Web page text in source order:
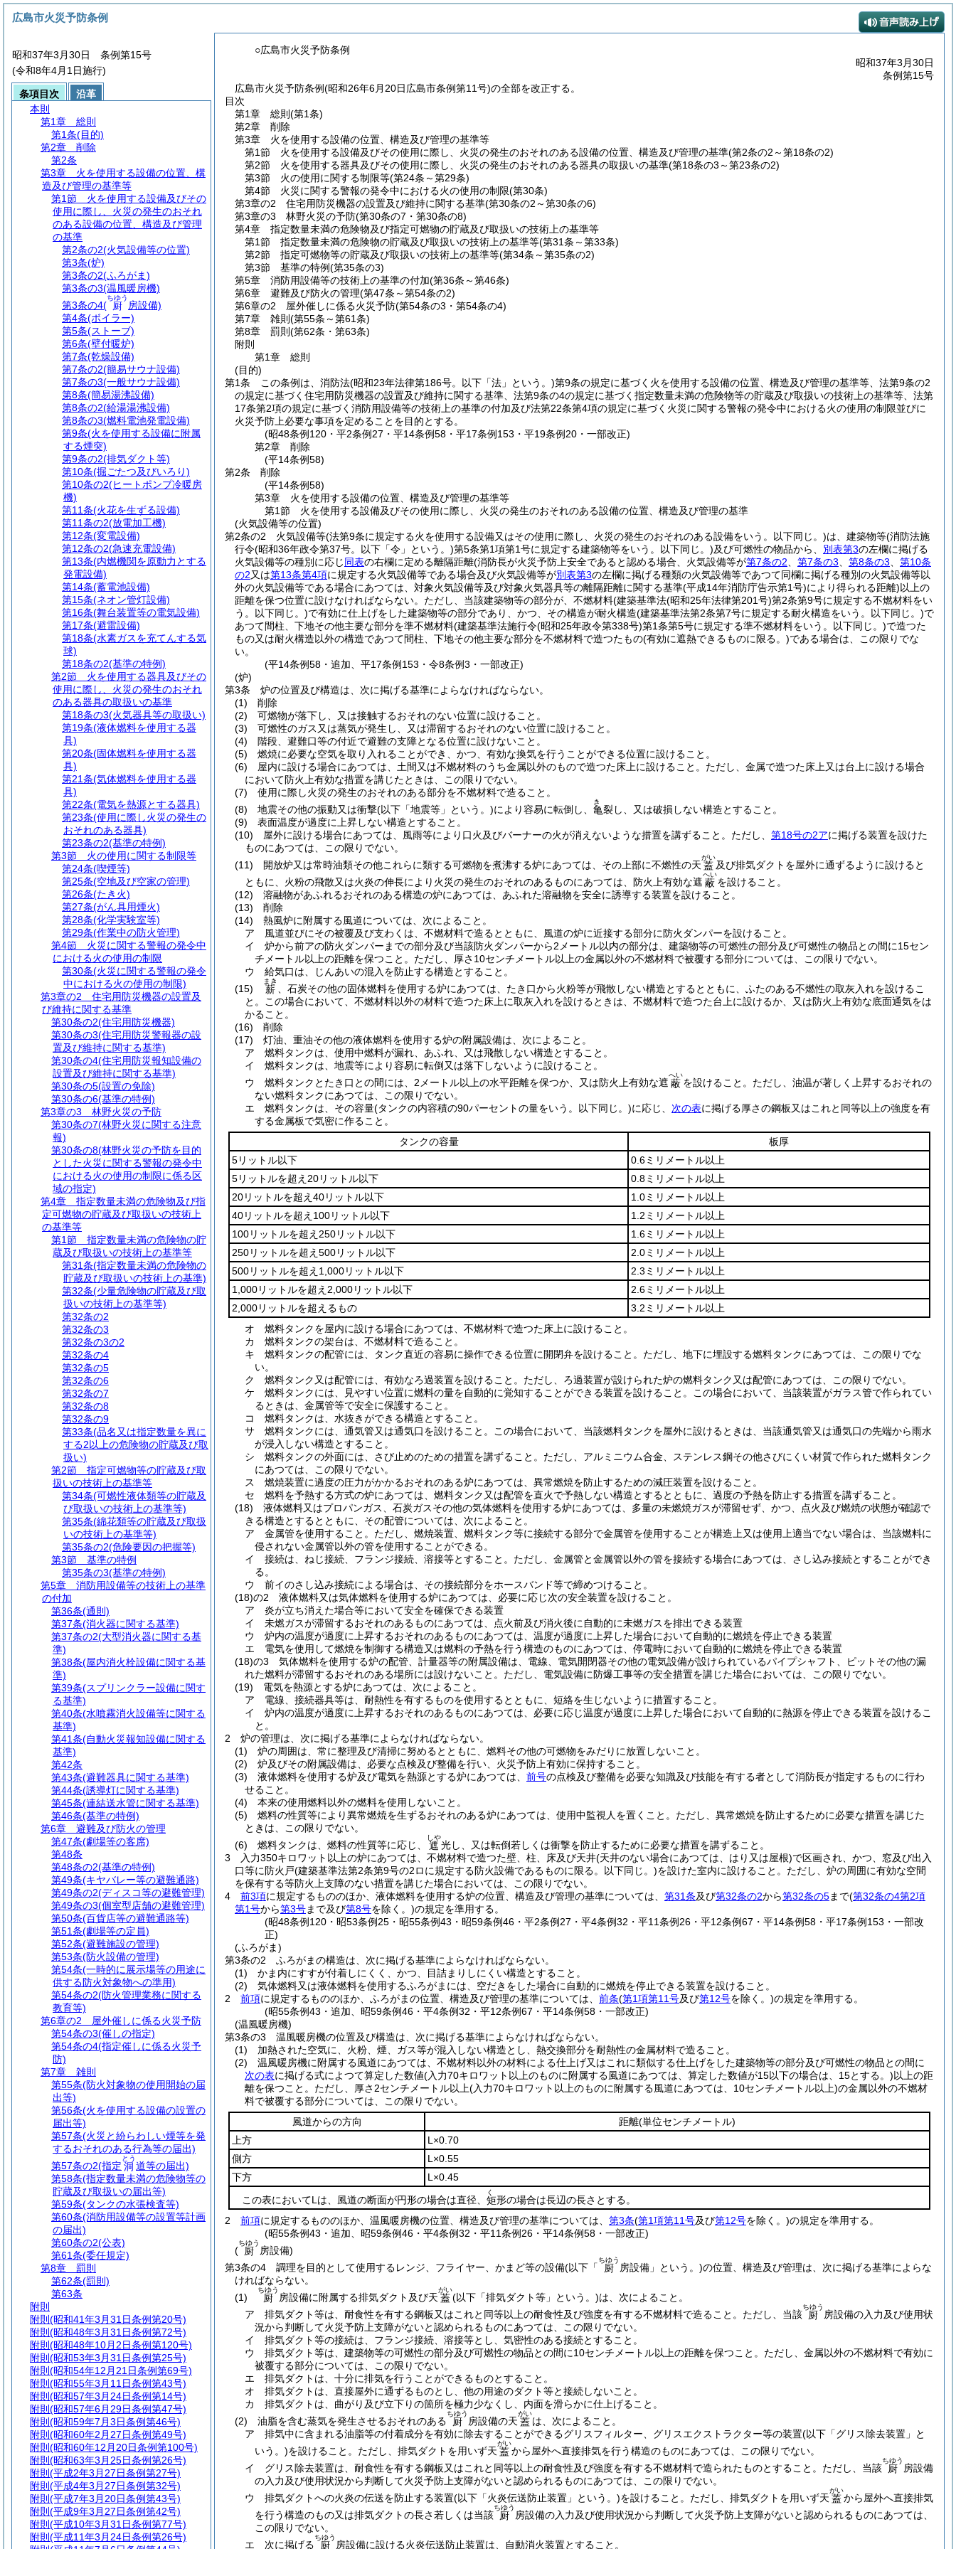
○広島市火災予防条例
昭和37年3月30日
条例第15号
広島市火災予防条例(昭和26年6月20日広島市条例第11号)の全部を改正する。
目次
第1章
総則 (第1条)
第2章
削除
第3章
火を使用する設備の位置、構造及び管理の基準等
第1節
火を使用する設備及びその使用に際し、火災の発生のおそれのある設備の位置、構造及び管理の基準(第2条の2～第18条の2)
第2節
火を使用する器具及びその使用に際し、火災の発生のおそれのある器具の取扱いの基準(第18条の3～第23条の2)
第3節
火の使用に関する制限等(第24条～第29条)
第4節
火災に関する警報の発令中における火の使用の制限(第30条)
第3章の2
住宅用防災機器の設置及び維持に関する基準(第30条の2～第30条の6)
第3章の3
林野火災の予防(第30条の7・第30条の8)
第4章
指定数量未満の危険物及び指定可燃物の貯蔵及び取扱いの技術上の基準等
第1節
指定数量未満の危険物の貯蔵及び取扱いの技術上の基準等(第31条～第33条)
第2節
指定可燃物等の貯蔵及び取扱いの技術上の基準等(第34条～第35条の2)
第3節
基準の特例(第35条の3)
第5章
消防用設備等の技術上の基準の付加(第36条～第46条)
第6章
避難及び防火の管理(第47条～第54条の2)
第6章の2
屋外催しに係る火災予防(第54条の3・第54条の4)
第7章
雑則 (第55条～第61条)
第8章
罰則 (第62条・第63条)
附則
第1章
総則
(目的)
第1条
この条例は、消防法(昭和23年法律第186号。以下「法」という。)第9条の規定に基づく火を使用する設備の位置、構造及び管理の基準等、法第9条の2
の規定に基づく住宅用防災機器の設置及び維持に関する基準、法第9条の4の規定に基づく指定数量未満の危険物等の貯蔵及び取扱いの技術上の基準等、法第
17条第2項の規定に基づく消防用設備等の技術上の基準の付加及び法第22条第4項の規定に基づく火災に関する警報の発令中における火の使用の制限並びに
火災予防上必要な事項を定めることを目的とする。
(昭48条例120・平2条例27・平14条例58・平17条例153・平19条例20・一部改正)
第2章
削除
(平14条例58)
第2条
削除
(平14条例58)
第3章
火を使用する設備の位置、構造及び管理の基準等
第1節
火を使用する設備及びその使用に際し、火災の発生のおそれのある設備の位置、構造及び管理の基準
(火気設備等の位置)
第2条の2
火気設備等(法第9条に規定する火を使用する設備又はその使用に際し、火災の発生のおそれのある設備をいう。以下同じ。)は、建築物等(消防法施
行令(昭和36年政令第37号。以下「令」という。)第5条第1項第1号に規定する建築物等をいう。以下同じ。)及び可燃性の物品から、 別表第3の左欄に掲げる
火気設備等の種別に応じ同表の右欄に定める離隔距離(消防長が火災予防上安全であると認める場合、火気設備等が第7条の2 第7条の3 第8条の3
第10条
の2又は第13条第4項に規定する火気設備等である場合及び火気設備等が別表第3の左欄に掲げる種類の火気設備等であつて同欄に掲げる種別の火気設備等以
外の火気設備等である場合にあつては、対象火気設備等及び対象火気器具等の離隔距離に関する基準(平成14年消防庁告示第1号)により得られる距離)以上の
距離を保つ位置に設けなければならない。 ただし、当該建築物等の部分が、不燃材料(建築基準法(昭和25年法律第201号)第2条第9号に規定する不燃材料をい
う。以下同じ。)で有効に仕上げをした建築物等の部分であり、かつ、その構造が耐火構造(建築基準法第2条第7号に規定する耐火構造をいう。以下同じ。)で
あつて間柱、下地その他主要な部分を準不燃材料(建築基準法施行令(昭和25年政令第338号)第1条第5号に規定する準不燃材料をいう。以下同じ。)で造つた
もの又は耐火構造以外の構造であつて間柱、下地その他主要な部分を不燃材料で造つたもの(有効に遮熱できるものに限る。)である場合は、この限りでな
い。
(平14条例58・追加、平17条例153・令8条例3・一部改正)
(炉)
第3条
炉の位置及び構造は、次に掲げる基準によらなければならない。
(1)
削除
(2)
可燃物が落下し、又は接触するおそれのない位置に設けること。
(3)
可燃性のガス又は蒸気が発生し、又は滞留するおそれのない位置に設けること。
(4)
階段、避難口等の付近で避難の支障となる位置に設けないこと。
(5)
燃焼に必要な空気を取り入れることができ、かつ、有効な換気を行うことができる位置に設けること。
(6)
屋内に設ける場合にあつては、土間又は不燃材料のうち金属以外のもので造つた床上に設けること。 ただし、金属で造つた床上又は台上に設ける場合
において防火上有効な措置を講じたときは、この限りでない。
(7)
使用に際し火災の発生のおそれのある部分を不燃材料で造ること。
(8)
地震その他の振動又は衝撃(以下「地震等」という。)により容易に転倒し、 亀
き
裂し、又は破損しない構造とすること。
(9)
表面温度が過度に上昇しない構造とすること。
(10)
屋外に設ける場合にあつては、風雨等により口火及びバーナーの火が消えないような措置を講ずること。 ただし、 第18号の2アに掲げる装置を設けた
ものにあつては、この限りでない。
(11)
開放炉又は常時油類その他これらに類する可燃物を煮沸する炉にあつては、その上部に不燃性の天 蓋
がい
及び排気ダクトを屋外に通ずるように設けると
ともに、火粉の飛散又は火炎の伸長により火災の発生のおそれのあるものにあつては、防火上有効な遮 蔽
へい
を設けること。
(12)
溶融物があふれるおそれのある構造の炉にあつては、あふれた溶融物を安全に誘導する装置を設けること。
(13)
削除
(14)
熱風炉に附属する風道については、次によること。
ア
風道並びにその被覆及び支わくは、不燃材料で造るとともに、風道の炉に近接する部分に防火ダンパーを設けること。
イ
炉から前アの防火ダンパーまでの部分及び当該防火ダンパーから2メートル以内の部分は、建築物等の可燃性の部分及び可燃性の物品との間に15セン
チメートル以上の距離を保つこと。 ただし、厚さ10センチメートル以上の金属以外の不燃材料で被覆する部分については、この限りでない。
ウ
給気口は、じんあいの混入を防止する構造とすること。
(15)
薪
まき
、石炭その他の固体燃料を使用する炉にあつては、たき口から火粉等が飛散しない構造とするとともに、ふたのある不燃性の取灰入れを設けるこ
と。
この場合において、不燃材料以外の材料で造つた床上に取灰入れを設けるときは、不燃材料で造つた台上に設けるか、又は防火上有効な底面通気をは
かること。
(16)
削除
(17)
灯油、重油その他の液体燃料を使用する炉の附属設備は、次によること。
ア
燃料タンクは、使用中燃料が漏れ、あふれ、又は飛散しない構造とすること。
イ
燃料タンクは、地震等により容易に転倒又は落下しないように設けること。
ウ
燃料タンクとたき口との間には、2メートル以上の水平距離を保つか、又は防火上有効な遮 蔽
へい
を設けること。 ただし、油温が著しく上昇するおそれの
ない燃料タンクにあつては、この限りでない。
エ
燃料タンクは、その容量(タンクの内容積の90パーセントの量をいう。以下同じ。)に応じ、 次の表に掲げる厚さの鋼板又はこれと同等以上の強度を有
する金属板で気密に作ること。
タンクの容量
板厚
5リットル以下
0.6ミリメートル以上
5リットルを超え20リットル以下
0.8ミリメートル以上
20リットルを超え40リットル以下
1.0ミリメートル以上
40リットルを超え100リットル以下
1.2ミリメートル以上
100リットルを超え250リットル以下
1.6ミリメートル以上
250リットルを超え500リットル以下
2.0ミリメートル以上
500リットルを超え1,000リットル以下
2.3ミリメートル以上
1,000リットルを超え2,000リットル以下
2.6ミリメートル以上
2,000リットルを超えるもの
3.2ミリメートル以上
オ
燃料タンクを屋内に設ける場合にあつては、不燃材料で造つた床上に設けること。
カ
燃料タンクの架台は、不燃材料で造ること。
キ
燃料タンクの配管には、タンク直近の容易に操作できる位置に開閉弁を設けること。 ただし、地下に埋設する燃料タンクにあつては、この限りでな
い。
ク
燃料タンク又は配管には、有効なろ過装置を設けること。 ただし、ろ過装置が設けられた炉の燃料タンク又は配管にあつては、この限りでない。
ケ
燃料タンクには、見やすい位置に燃料の量を自動的に覚知することができる装置を設けること。
この場合において、当該装置がガラス管で作られてい
るときは、金属管等で安全に保護すること。
コ
燃料タンクは、水抜きができる構造とすること。
サ
燃料タンクには、通気管又は通気口を設けること。
この場合において、当該燃料タンクを屋外に設けるときは、当該通気管又は通気口の先端から雨水
が浸入しない構造とすること。
シ
燃料タンクの外面には、さび止めのための措置を講ずること。 ただし、アルミニウム合金、ステンレス鋼その他さびにくい材質で作られた燃料タンク
にあつては、この限りでない。
ス
燃焼装置に過度の圧力がかかるおそれのある炉にあつては、異常燃焼を防止するための減圧装置を設けること。
セ
燃料を予熱する方式の炉にあつては、燃料タンク又は配管を直火で予熱しない構造とするとともに、過度の予熱を防止する措置を講ずること。
(18)
液体燃料又はプロパンガス、石炭ガスその他の気体燃料を使用する炉にあつては、多量の未燃焼ガスが滞留せず、かつ、点火及び燃焼の状態が確認で
きる構造とするとともに、その配管については、次によること。
ア
金属管を使用すること。 ただし、燃焼装置、燃料タンク等に接続する部分で金属管を使用することが構造上又は使用上適当でない場合は、当該燃料に
侵されない金属管以外の管を使用することができる。
イ
接続は、ねじ接続、フランジ接続、溶接等とすること。 ただし、金属管と金属管以外の管を接続する場合にあつては、さし込み接続とすることができ
る。
ウ
前イのさし込み接続による場合は、その接続部分をホースバンド等で締めつけること。
(18)の2
液体燃料又は気体燃料を使用する炉にあつては、必要に応じ次の安全装置を設けること。
ア
炎が立ち消えた場合等において安全を確保できる装置
イ
未燃ガスが滞留するおそれのあるものにあつては、点火前及び消火後に自動的に未燃ガスを排出できる装置
ウ
炉内の温度が過度に上昇するおそれのあるものにあつては、温度が過度に上昇した場合において自動的に燃焼を停止できる装置
エ
電気を使用して燃焼を制御する構造又は燃料の予熱を行う構造のものにあつては、停電時において自動的に燃焼を停止できる装置
(18)の3
気体燃料を使用する炉の配管、計量器等の附属設備は、電線、電気開閉器その他の電気設備が設けられているパイプシャフト、ピットその他の漏
れた燃料が滞留するおそれのある場所には設けないこと。 ただし、電気設備に防爆工事等の安全措置を講じた場合においては、この限りでない。
(19)
電気を熱源とする炉にあつては、次によること。
ア
電線、接続器具等は、耐熱性を有するものを使用するとともに、短絡を生じないように措置すること。
イ
炉内の温度が過度に上昇するおそれのあるものにあつては、必要に応じ温度が過度に上昇した場合において自動的に熱源を停止できる装置を設けるこ
と。
2
炉の管理は、次に掲げる基準によらなければならない。
(1)
炉の周囲は、常に整理及び清掃に努めるとともに、燃料その他の可燃物をみだりに放置しないこと。
(2)
炉及びその附属設備は、必要な点検及び整備を行い、火災予防上有効に保持すること。
(3)
液体燃料を使用する炉及び電気を熱源とする炉にあつては、 前号の点検及び整備を必要な知識及び技能を有する者として消防長が指定するものに行わ
せること。
(4)
本来の使用燃料以外の燃料を使用しないこと。
(5)
燃料の性質等により異常燃焼を生ずるおそれのある炉にあつては、使用中監視人を置くこと。 ただし、異常燃焼を防止するために必要な措置を講じた
ときは、この限りでない。
(6)
燃料タンクは、燃料の性質等に応じ、 遮
しや
光し、又は転倒若しくは衝撃を防止するために必要な措置を講ずること。
3
入力350キロワット以上の炉にあつては、不燃材料で造つた壁、柱、床及び天井(天井のない場合にあつては、はり又は屋根)で区画され、かつ、窓及び出入
口等に防火戸(建築基準法第2条第9号の2ロに規定する防火設備であるものに限る。以下同じ。)を設けた室内に設けること。 ただし、炉の周囲に有効な空間
を保有する等防火上支障のない措置を講じた場合においては、この限りでない。
4
前3項に規定するもののほか、液体燃料を使用する炉の位置、構造及び管理の基準については、 第31条及び第32条の2から第32条の5まで(第32条の4第2項
第1号から第3号まで及び第8号を除く。)の規定を準用する。
(昭48条例120・昭53条例25・昭55条例43・昭59条例46・平2条例27・平4条例32・平11条例26・平12条例67・平14条例58・平17条例153・一部改
正)
(ふろがま)
第3条の2
ふろがまの構造は、次に掲げる基準によらなければならない。
(1)
かま内にすすが付着しにくく、かつ、目詰まりしにくい構造とすること。
(2)
気体燃料又は液体燃料を使用するふろがまには、空だきをした場合に自動的に燃焼を停止できる装置を設けること。
2
前項に規定するもののほか、ふろがまの位置、構造及び管理の基準については、 前条(第1項第11号及び第12号を除く。)の規定を準用する。
(昭55条例43・追加、昭59条例46・平4条例32・平12条例67・平14条例58・一部改正)
(温風暖房機)
第3条の3
温風暖房機の位置及び構造は、次に掲げる基準によらなければならない。
(1)
加熱された空気に、火粉、煙、ガス等が混入しない構造とし、熱交換部分を耐熱性の金属材料で造ること。
(2)
温風暖房機に附属する風道にあつては、不燃材料以外の材料による仕上げ又はこれに類似する仕上げをした建築物等の部分及び可燃性の物品との間に
次の表に掲げる式によつて算定した数値(入力70キロワット以上のものに附属する風道にあつては、算定した数値が15以下の場合は、15とする。)以上の距
離を保つこと。 ただし、厚さ2センチメートル以上(入力70キロワット以上のものに附属する風道にあつては、10センチメートル以上)の金属以外の不燃材
料で被覆する部分については、この限りでない。
風道からの方向
距離(単位センチメートル)
上方
L×0.70
側方
L×0.55
下方
L×0.45
この表においてLは、風道の断面が円形の場合は直径、 矩
く
形の場合は長辺の長さとする。
2
前項に規定するもののほか、温風暖房機の位置、構造及び管理の基準については、 第3条(第1項第11号及び第12号を除く。)の規定を準用する。
(昭55条例43・追加、昭59条例46・平4条例32・平11条例26・平14条例58・一部改正)
(
厨
ちゆう
房設備)
第3条の4
調理を目的として使用するレンジ、フライヤー、かまど等の設備(以下「 厨
ちゆう
房設備」という。)の位置、構造及び管理は、次に掲げる基準によらな
ければならない。
(1)
厨
ちゆう
房設備に附属する排気ダクト及び天 蓋
がい
(以下「排気ダクト等」という。)は、次によること。
ア
排気ダクト等は、耐食性を有する鋼板又はこれと同等以上の耐食性及び強度を有する不燃材料で造ること。 ただし、当該 厨
ちゆう
房設備の入力及び使用状
況から判断して火災予防上支障がないと認められるものにあつては、この限りでない。
イ
排気ダクト等の接続は、フランジ接続、溶接等とし、気密性のある接続とすること。
ウ
排気ダクト等は、建築物等の可燃性の部分及び可燃性の物品との間に10センチメートル以上の距離を保つこと。 ただし、金属以外の不燃材料で有効に
被覆する部分については、この限りでない。
エ
排気ダクトは、十分に排気を行うことができるものとすること。
オ
排気ダクトは、直接屋外に通ずるものとし、他の用途のダクト等と接続しないこと。
カ
排気ダクトは、曲がり及び立下りの箇所を極力少なくし、内面を滑らかに仕上げること。
(2)
油脂を含む蒸気を発生させるおそれのある 厨
ちゆう
房設備の天 蓋
がい
は、次によること。
ア
排気中に含まれる油脂等の付着成分を有効に除去することができるグリスフィルター、グリスエクストラクター等の装置(以下「グリス除去装置」と
いう。)を設けること。 ただし、排気ダクトを用いず天 蓋
がい
から屋外へ直接排気を行う構造のものにあつては、この限りでない。
イ
グリス除去装置は、耐食性を有する鋼板又はこれと同等以上の耐食性及び強度を有する不燃材料で造られたものとすること。 ただし、当該 厨
ちゆう
房設備
の入力及び使用状況から判断して火災予防上支障がないと認められるものにあつては、この限りでない。
ウ
排気ダクトへの火炎の伝送を防止する装置(以下「火炎伝送防止装置」という。)を設けること。 ただし、排気ダクトを用いず天 蓋
がい
から屋外へ直接排気
を行う構造のもの又は排気ダクトの長さ若しくは当該
厨
ちゆう
房設備の入力及び使用状況から判断して火災予防上支障がないと認められるものにあつては、
この限りでない。
エ
次に掲げる 厨
ちゆう
房設備に設ける火炎伝送防止装置は、自動消火装置とすること。
広島市火災予防条例
昭和37年3月30日 条例第15号
(令和8年4月1日施行)
条項目次
沿革
本則
第1章
総則
第1条(目的)
第2章
削除
第2条
第3章
火を使用する設備の位置、構
造及び管理の基準等
第1節
火を使用する設備及びその
使用に際し、火災の発生のおそれ
のある設備の位置、構造及び管理
の基準
第2条の2(火気設備等の位置)
第3条(炉)
第3条の2(ふろがま)
第3条の3(温風暖房機)
第3条の4( 厨
ちゆう
房設備)
第4条(ボイラー)
第5条(ストーブ)
第6条(壁付暖炉)
第7条(乾燥設備)
第7条の2(簡易サウナ設備)
第7条の3(一般サウナ設備)
第8条(簡易湯沸設備)
第8条の2(給湯湯沸設備)
第8条の3(燃料電池発電設備)
第9条(火を使用する設備に附属
する煙突)
第9条の2(排気ダクト等)
第10条(掘ごたつ及びいろり)
第10条の2(ヒートポンプ冷暖房
機)
第11条(火花を生ずる設備)
第11条の2(放電加工機)
第12条(変電設備)
第12条の2(急速充電設備)
第13条(内燃機関を原動力とする
発電設備)
第14条(蓄電池設備)
第15条(ネオン管灯設備)
第16条(舞台装置等の電気設備)
第17条(避雷設備)
第18条(水素ガスを充てんする気
球)
第18条の2(基準の特例)
第2節
火を使用する器具及びその
使用に際し、火災の発生のおそれ
のある器具の取扱いの基準
第18条の3(火気器具等の取扱い)
第19条(液体燃料を使用する器
具)
第20条(固体燃料を使用する器
具)
第21条(気体燃料を使用する器
具)
第22条(電気を熱源とする器具)
第23条(使用に際し火災の発生の
おそれのある器具)
第23条の2(基準の特例)
第3節
火の使用に関する制限等
第24条(喫煙等)
第25条(空地及び空家の管理)
第26条(たき火)
第27条(がん具用煙火)
第28条(化学実験室等)
第29条(作業中の防火管理)
第4節
火災に関する警報の発令中
における火の使用の制限
第30条(火災に関する警報の発令
中における火の使用の制限)
第3章の2
住宅用防災機器の設置及
び維持に関する基準
第30条の2(住宅用防災機器)
第30条の3(住宅用防災警報器の設
置及び維持に関する基準)
第30条の4(住宅用防災報知設備の
設置及び維持に関する基準)
第30条の5(設置の免除)
第30条の6(基準の特例)
第3章の3
林野火災の予防
第30条の7(林野火災に関する注意
報)
第30条の8(林野火災の予防を目的
とした火災に関する警報の発令中
における火の使用の制限に係る区
域の指定)
第4章
指定数量未満の危険物及び指
定可燃物の貯蔵及び取扱いの技術上
の基準等
第1節
指定数量未満の危険物の貯
蔵及び取扱いの技術上の基準等
第31条(指定数量未満の危険物の
貯蔵及び取扱いの技術上の基準)
第32条(少量危険物の貯蔵及び取
扱いの技術上の基準等)
第32条の2
第32条の3
第32条の3の2
第32条の4
第32条の5
第32条の6
第32条の7
第32条の8
第32条の9
第33条(品名又は指定数量を異に
する2以上の危険物の貯蔵及び取
扱い)
第2節
指定可燃物等の貯蔵及び取
扱いの技術上の基準等
第34条(可燃性液体類等の貯蔵及
び取扱いの技術上の基準等)
第35条(綿花類等の貯蔵及び取扱
いの技術上の基準等)
第35条の2(危険要因の把握等)
第3節
基準の特例
第35条の3(基準の特例)
第5章
消防用設備等の技術上の基準
の付加
第36条(通則)
第37条(消火器に関する基準)
第37条の2(大型消火器に関する基
準)
第38条(屋内消火栓設備に関する基
準)
第39条(スプリンクラー設備に関す
る基準)
第40条(水噴霧消火設備等に関する
基準)
第41条(自動火災報知設備に関する
基準)
第42条
第43条(避難器具に関する基準)
第44条(誘導灯に関する基準)
第45条(連結送水管に関する基準)
第46条(基準の特例)
第6章
避難及び防火の管理
第47条(劇場等の客席)
第48条
第48条の2(基準の特例)
第49条(キヤバレー等の避難通路)
第49条の2(ディスコ等の避難管理)
第49条の3(個室型店舗の避難管理)
第50条(百貨店等の避難通路等)
第51条(劇場等の定員)
第52条(避難施設の管理)
第53条(防火設備の管理)
第54条(一時的に展示場等の用途に
供する防火対象物への準用)
第54条の2(防火管理業務に関する
教育等)
第6章の2
屋外催しに係る火災予防
第54条の3(催しの指定)
第54条の4(指定催しに係る火災予
防)
第7章
雑則
第55条(防火対象物の使用開始の届
出等)
第56条(火を使用する設備の設置の
届出等)
第57条(火災と紛らわしい煙等を発
するおそれのある行為等の届出)
第57条の2(指定 洞
とう
道等の届出)
第58条(指定数量未満の危険物等の
貯蔵及び取扱いの届出等)
第59条(タンクの水張検査等)
第60条(消防用設備等の設置等計画
の届出)
第60条の2(公表)
第61条(委任規定)
第8章
罰則
第62条(罰則)
第63条
附則
附則 (昭和41年3月31日条例第20号)
附則 (昭和48年3月31日条例第72号)
附則 (昭和48年10月2日条例第120号)
附則 (昭和53年3月31日条例第25号)
附則 (昭和54年12月21日条例第69号)
附則 (昭和55年3月11日条例第43号)
附則 (昭和57年3月24日条例第14号)
附則 (昭和57年6月29日条例第47号)
附則 (昭和59年7月3日条例第46号)
附則 (昭和60年2月27日条例第49号)
附則 (昭和60年12月20日条例第100号)
附則 (昭和63年3月25日条例第26号)
附則 (平成2年3月27日条例第27号)
附則 (平成4年3月27日条例第32号)
附則 (平成7年3月20日条例第43号)
附則 (平成9年3月27日条例第42号)
附則 (平成10年3月31日条例第77号)
附則 (平成11年3月24日条例第26号)